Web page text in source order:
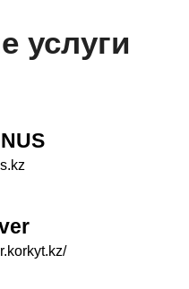
услуги